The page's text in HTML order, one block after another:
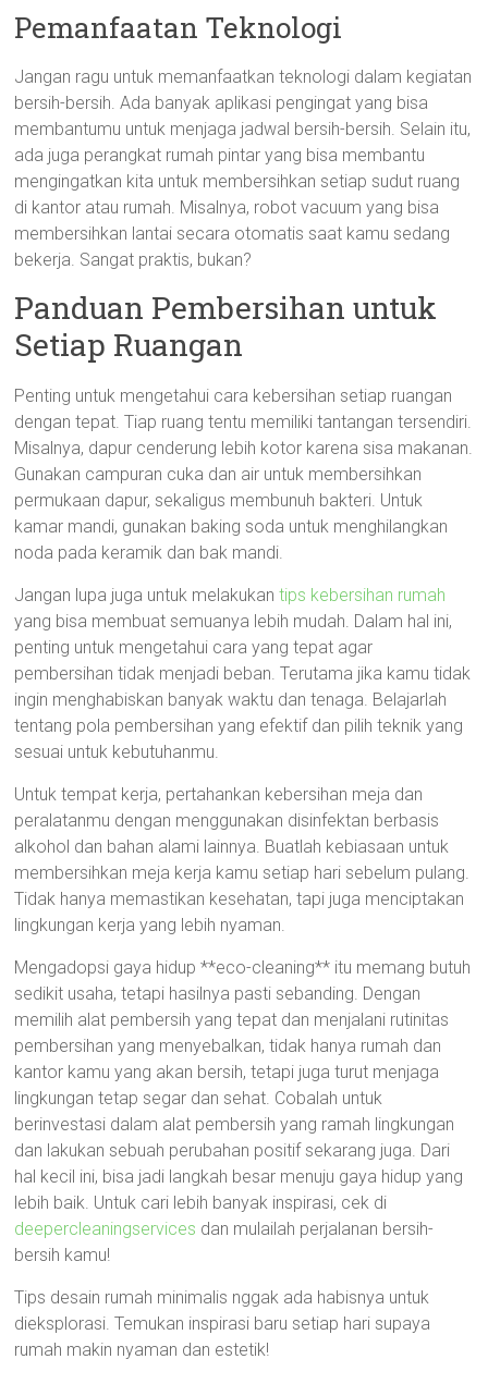
Pemanfaatan Teknologi
Jangan ragu untuk memanfaatkan teknologi dalam kegiatan
bersih-bersih. Ada banyak aplikasi pengingat yang bisa
membantumu untuk menjaga jadwal bersih-bersih. Selain itu,
ada juga perangkat rumah pintar yang bisa membantu
mengingatkan kita untuk membersihkan setiap sudut ruang
di kantor atau rumah. Misalnya, robot vacuum yang bisa
membersihkan lantai secara otomatis saat kamu sedang
bekerja. Sangat praktis, bukan?
Panduan Pembersihan untuk
Setiap Ruangan
Penting untuk mengetahui cara kebersihan setiap ruangan
dengan tepat. Tiap ruang tentu memiliki tantangan tersendiri.
Misalnya, dapur cenderung lebih kotor karena sisa makanan.
Gunakan campuran cuka dan air untuk membersihkan
permukaan dapur, sekaligus membunuh bakteri. Untuk
kamar mandi, gunakan baking soda untuk menghilangkan
noda pada keramik dan bak mandi.
Jangan lupa juga untuk melakukantips kebersihan rumah
yang bisa membuat semuanya lebih mudah. Dalam hal ini,
penting untuk mengetahui cara yang tepat agar
pembersihan tidak menjadi beban. Terutama jika kamu tidak
ingin menghabiskan banyak waktu dan tenaga. Belajarlah
tentang pola pembersihan yang efektif dan pilih teknik yang
sesuai untuk kebutuhanmu.
Untuk tempat kerja, pertahankan kebersihan meja dan
peralatanmu dengan menggunakan disinfektan berbasis
alkohol dan bahan alami lainnya. Buatlah kebiasaan untuk
membersihkan meja kerja kamu setiap hari sebelum pulang.
Tidak hanya memastikan kesehatan, tapi juga menciptakan
lingkungan kerja yang lebih nyaman.
Mengadopsi gaya hidup **eco-cleaning** itu memang butuh
sedikit usaha, tetapi hasilnya pasti sebanding. Dengan
memilih alat pembersih yang tepat dan menjalani rutinitas
pembersihan yang menyebalkan, tidak hanya rumah dan
kantor kamu yang akan bersih, tetapi juga turut menjaga
lingkungan tetap segar dan sehat. Cobalah untuk
berinvestasi dalam alat pembersih yang ramah lingkungan
dan lakukan sebuah perubahan positif sekarang juga. Dari
hal kecil ini, bisa jadi langkah besar menuju gaya hidup yang
lebih baik. Untuk cari lebih banyak inspirasi, cek di
deepercleaningservices dan mulailah perjalanan bersih-
bersih kamu!
Tips desain rumah minimalis nggak ada habisnya untuk
dieksplorasi. Temukan inspirasi baru setiap hari supaya
rumah makin nyaman dan estetik!